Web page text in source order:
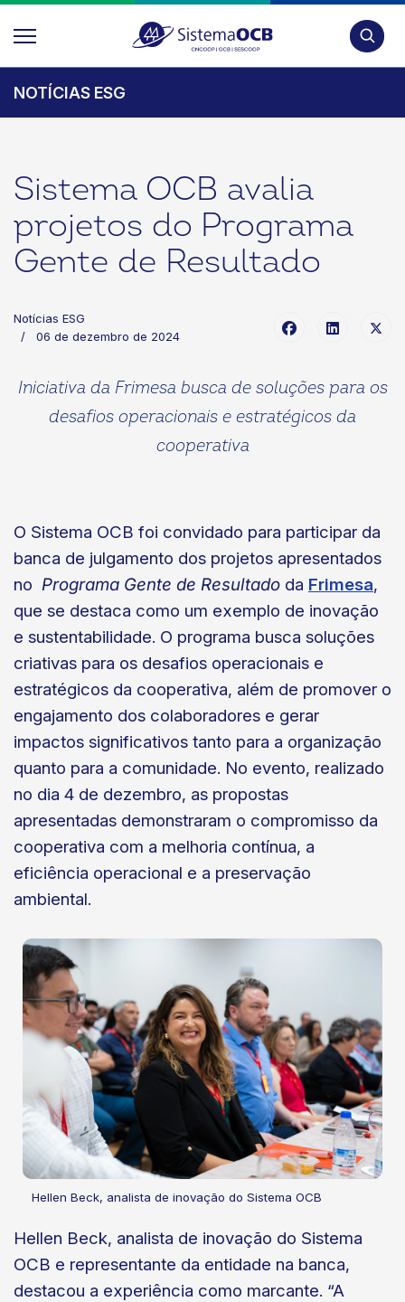
NOTÍCIAS ESG
Sistema OCB avalia
projetos do Programa
Gente de Resultado
Notícias ESG
06 de dezembro de 2024
Iniciativa da Frimesa busca de soluções para os
desafios operacionais e estratégicos da
cooperativa
O Sistema OCB foi convidado para participar da
banca de julgamento dos projetos apresentados
no Programa Gente de Resultado da Frimesa,
que se destaca como um exemplo de inovação
e sustentabilidade. O programa busca soluções
criativas para os desafios operacionais e
estratégicos da cooperativa, além de promover o
engajamento dos colaboradores e gerar
impactos significativos tanto para a organização
quanto para a comunidade. No evento, realizado
no dia 4 de dezembro, as propostas
apresentadas demonstraram o compromisso da
cooperativa com a melhoria contínua, a
eficiência operacional e a preservação
ambiental.
Hellen Beck, analista de inovação do Sistema OCB
Hellen Beck, analista de inovação do Sistema
OCB e representante da entidade na banca,
destacou a experiência como marcante. “A